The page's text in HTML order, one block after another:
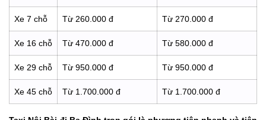
Xe 7 chỗ Từ 260.000 đ Từ 270.000 đ
Xe 16 chỗ Từ 470.000 đ Từ 580.000 đ
Xe 29 chỗ Từ 950.000 đ Từ 950.000 đ
Xe 45 chỗ Từ 1.700.000 đ Từ 1.700.000 đ